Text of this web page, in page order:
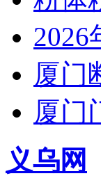
2026
厦门
厦门
义乌网